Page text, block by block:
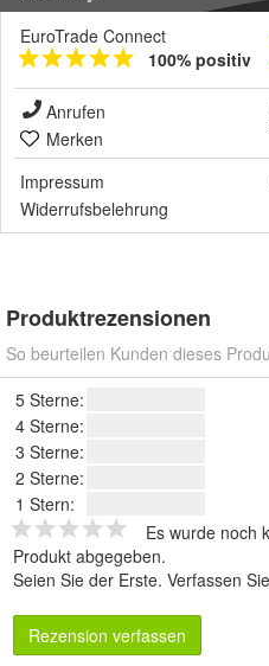
EuroTrade Connect
100% positiv
Anrufen
Merken
Impressum
Widerrufsbelehrung
Produktrezensionen
So beurteilen Kunden dieses
5 Sterne:
4 Sterne:
3 Sterne:
2 Sterne:
1 Stern:
Es wurde noch
Produkt abgegeben.
Seien Sie der Erste. Verfassen
Rezension verfassen